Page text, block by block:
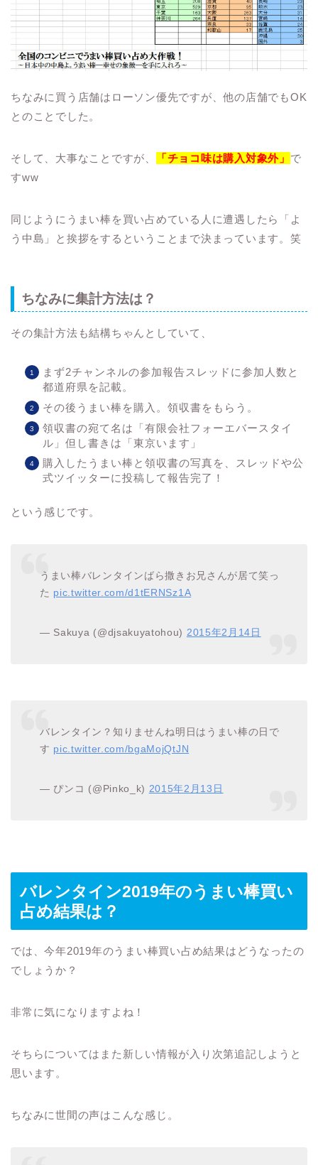
ちなみに買う店舗はローソン優先ですが、他の店舗でもOK
とのことでした。
そして、大事なことですが、 「チョコ味は購入対象外」 で
すww
同じようにうまい棒を買い占めている人に遭遇したら「よ
う中島」と挨拶をするということまで決まっています。笑
ちなみに集計方法は？
その集計方法も結構ちゃんとしていて、
まず2チャンネルの参加報告スレッドに参加人数と
都道府県を記載。
その後うまい棒を購入。領収書をもらう。
領収書の宛て名は「有限会社フォーエバースタイ
ル」但し書きは「東京います」
購入したうまい棒と領収書の写真を、スレッドや公
式ツイッターに投稿して報告完了！
という感じです。
うまい棒バレンタインばら撒きお兄さんが居て笑っ
た pic.twitter.com/d1tERNSz1A
— Sakuya (@djsakuyatohou) 2015年2月14日
バレンタイン？知りませんね明日はうまい棒の日で
す pic.twitter.com/bgaMojQtJN
— ぴンコ (@Pinko_k) 2015年2月13日
バレンタイン2019年のうまい棒買い
占め結果は？
では、今年2019年のうまい棒買い占め結果はどうなったの
でしょうか？
非常に気になりますよね！
そちらについてはまた新しい情報が入り次第追記しようと
思います。
ちなみに世間の声はこんな感じ。